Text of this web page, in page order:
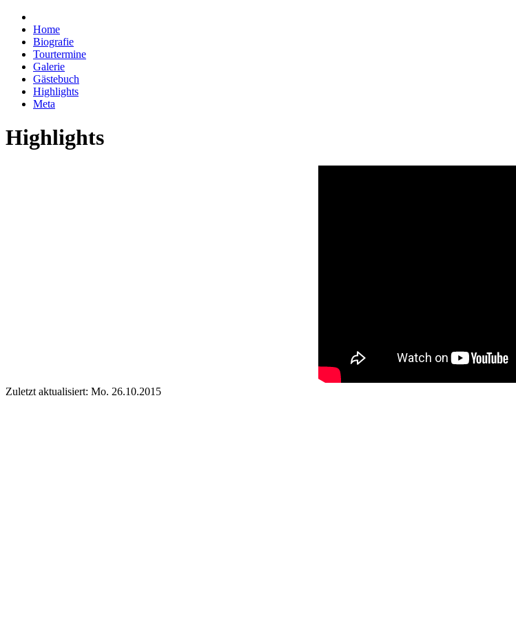
Home
Biografie
Tourtermine
Galerie
Gästebuch
Highlights
Meta
Highlights
Zuletzt aktualisiert: Mo. 26.10.2015